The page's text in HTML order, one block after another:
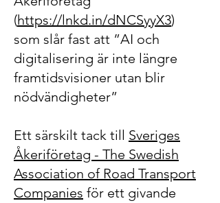
(https://lnkd.in/dNCSyyX3)
som slår fast att ”AI och
digitalisering är inte längre
framtidsvisioner utan blir
nödvändigheter”
Ett särskilt tack till Sveriges
Åkeriföretag - The Swedish
Association of Road Transport
Companies för ett givande